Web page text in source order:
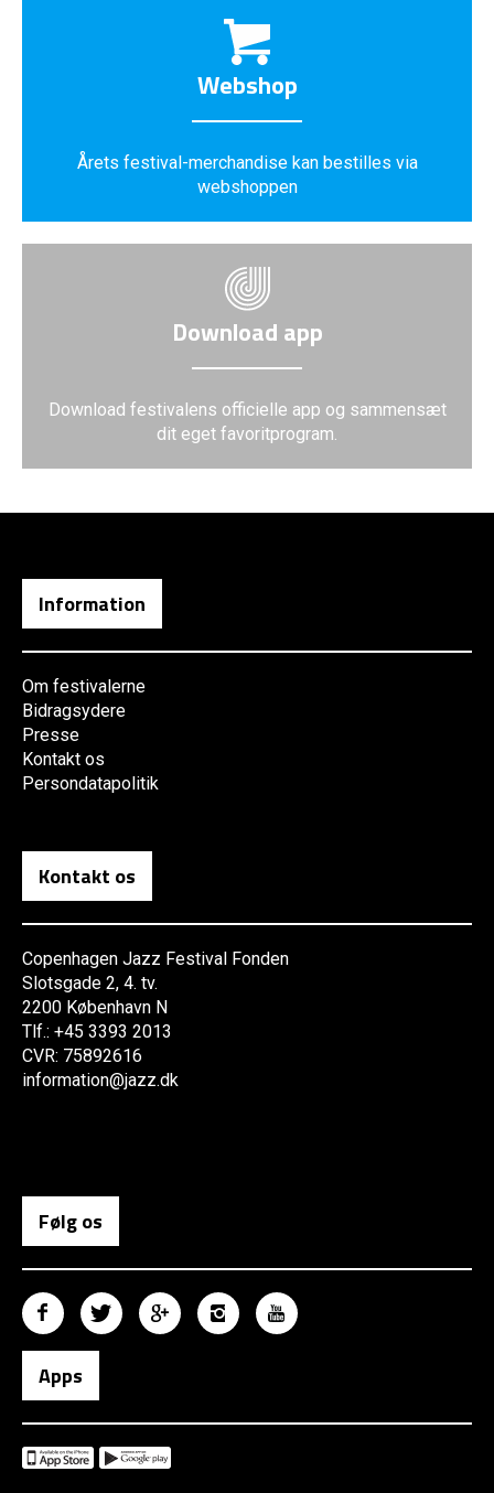
Webshop
Årets festival-merchandise kan bestilles via
webshoppen
Download app
Download festivalens officielle app og sammensæt
dit eget favoritprogram.
Information
Om festivalerne
Bidragsydere
Presse
Kontakt os
Persondatapolitik
Kontakt os
Copenhagen Jazz Festival Fonden
Slotsgade 2, 4. tv.
2200 København N
Tlf.: +45 3393 2013
CVR: 75892616
information@jazz.dk
Følg os
Apps